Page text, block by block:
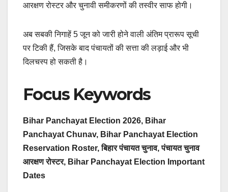
आरक्षण रोस्टर और चुनावी समीकरणों की तस्वीर साफ होगी।
अब सबकी निगाहें 5 जून को जारी होने वाली अंतिम प्रारूप सूची
पर टिकी हैं, जिसके बाद पंचायतों की सत्ता की लड़ाई और भी
दिलचस्प हो सकती है।
Focus Keywords
Bihar Panchayat Election 2026, Bihar
Panchayat Chunav, Bihar Panchayat Election
Reservation Roster, बिहार पंचायत चुनाव, पंचायत चुनाव
आरक्षण रोस्टर, Bihar Panchayat Election Important
Dates